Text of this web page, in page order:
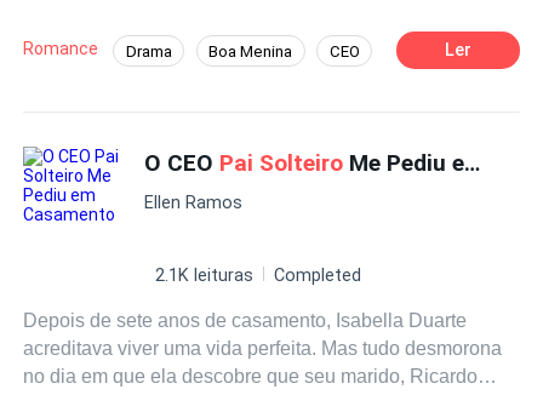
Abandonado pela noiva após o nascimento de filho,
Daniel procurou entender os lados da garota que tinha
disposta a cuidar da sua criança… Não apenas dela, de
seu coração, corpo e alma também.
Romance Drama Boa Menina CEO Ler
O CEO Pai Solteiro Me Pediu em Casamento
Ellen Ramos
2.1K leituras Completed
Depois de sete anos de casamento, Isabella Duarte
acreditava viver uma vida perfeita. Mas tudo desmorona
no dia em que ela descobre que seu marido, Ricardo